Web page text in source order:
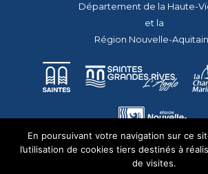
Département de la Haute-
et la
Région Nouvelle-
En poursuivant votre navigation sur ce
l’utilisation de cookies tiers destinés à
de visites.